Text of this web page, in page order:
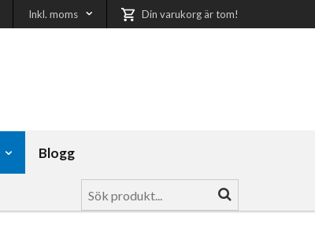
Inkl. moms Din varukorg är tom!
Blogg